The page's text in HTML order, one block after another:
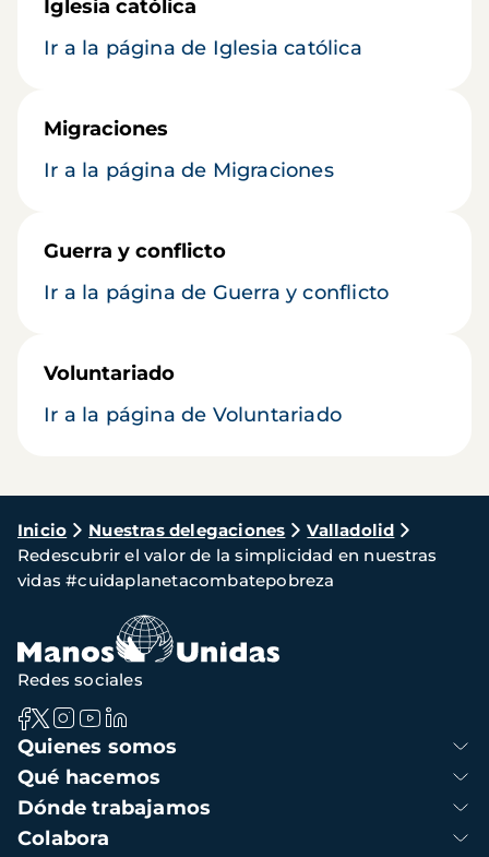
Iglesia católica
Ir a la página de Iglesia católica
Migraciones
Ir a la página de Migraciones
Guerra y conflicto
Ir a la página de Guerra y conflicto
Voluntariado
Ir a la página de Voluntariado
Ruta
de
navegación
Inicio Nuestras delegaciones
Valladolid
Redescubrir el valor de la simplicidad en nuestras
vidas #cuidaplanetacombatepobreza
Navegación
principal
Quienes somos
Qué hacemos
Dónde trabajamos
Colabora
Redes sociales